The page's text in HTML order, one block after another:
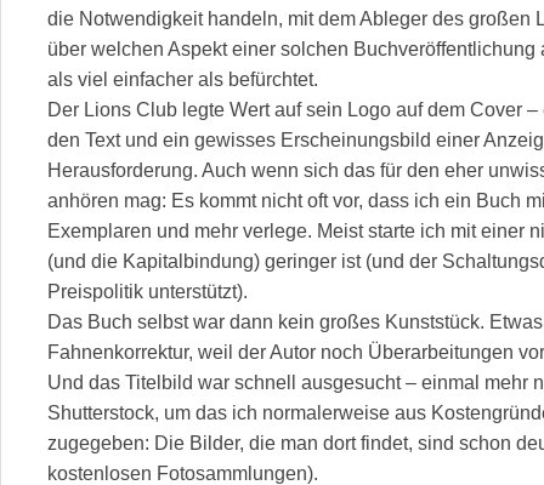
die Notwendigkeit handeln, mit dem Ableger des großen
über welchen Aspekt einer solchen
als viel einfacher als befürchtet.
Der Lions Club legte Wert auf sein Logo auf dem Cover
den Text und ein gewisses Erscheinungsbild einer
Herausforderung. Auch wenn sich das für den eher
anhören mag: Es kommt nicht oft vor, dass ich ein Buch
Exemplaren und mehr verlege. Meist starte ich mit einer
(und die Kapitalbindung) geringer ist (und der
Preispolitik unterstützt).
Das Buch selbst war dann kein großes Kunststück.
Fahnenkorrektur, weil der Autor noch Überarbeitungen
Und das Titelbild war schnell ausgesucht – einmal mehr
Shutterstock, um das ich normalerweise aus
zugegeben: Die Bilder, die man dort findet, sind schon
kostenlosen Fotosammlungen).